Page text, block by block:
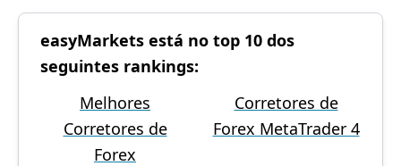
easyMarkets está no top 10 dos
seguintes rankings:
Melhores
Corretores de
Forex
Corretores de
Forex MetaTrader 4